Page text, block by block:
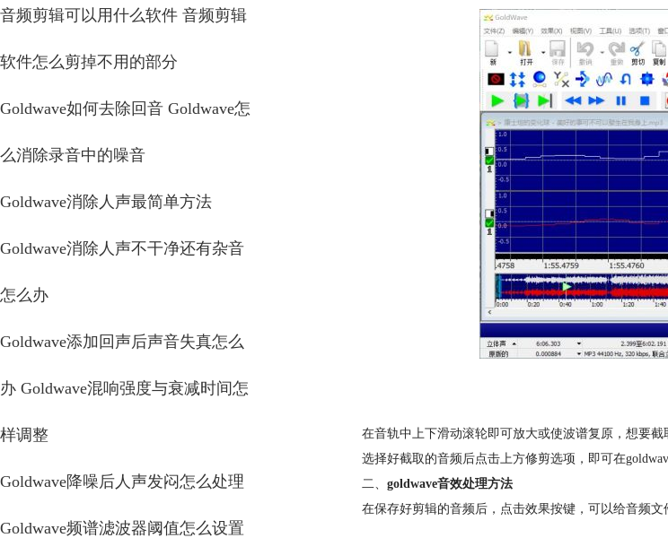
音频剪辑可以用什么软件 音频剪辑
软件怎么剪掉不用的部分
Goldwave如何去除回音 Goldwave怎
么消除录音中的噪音
Goldwave消除人声最简单方法
Goldwave消除人声不干净还有杂音
怎么办
Goldwave添加回声后声音失真怎么
办 Goldwave混响强度与衰减时间怎
样调整
Goldwave降噪后人声发闷怎么处理
Goldwave频谱滤波器阈值怎么设置
在音轨中上下滑动滚轮即可放大或使波谱复原，想要
选择好截取的音频后点击上方修剪选项，即可在
二、goldwave音效处理方法
在保存好剪辑的音频后，点击效果按键，可以给音频